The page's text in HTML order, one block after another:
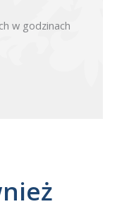
w godzinach